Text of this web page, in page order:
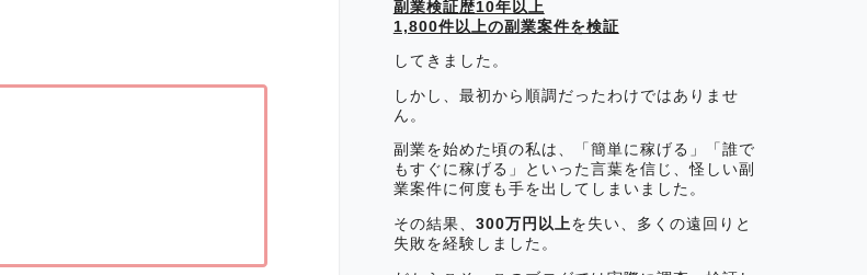
副業検証歴10年以上
1,800件以上の副業案件を検証
してきました。
しかし、最初から順調だったわけではありませ
ん。
副業を始めた頃の私は、「簡単に稼げる」「誰で
もすぐに稼げる」といった言葉を信じ、怪しい副
業案件に何度も手を出してしまいました。
その結果、 300万円以上 を失い、多くの遠回りと
失敗を経験しました。